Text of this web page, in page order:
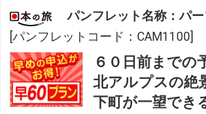
パンフレット名称：パ
[パンフレットコード：CAM1100]
６０日前までの
北アルプスの絶
下町が一望でき